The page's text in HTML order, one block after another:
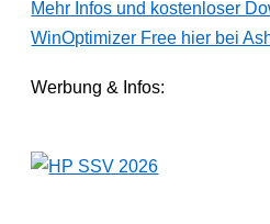
Mehr Infos und kostenloser
WinOptimizer Free hier bei
Werbung & Infos: